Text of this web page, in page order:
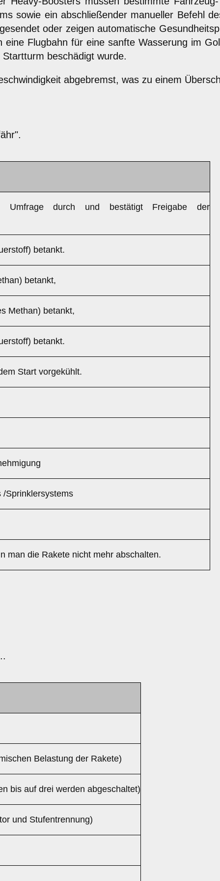
sowie ein abschließender manueller Befehl
oder zeigen automatische
Flugbahn für eine sanfte Wasserung im
beschädigt wurde.
abgebremst, was zu einem
Umfrage durch und bestätigt Freigabe der
betankt.
betankt,
Methan) betankt,
betankt.
Start vorgekühlt.
/Sprinklersystems
man die Rakete nicht mehr abschalten.
Belastung der Rakete)
bis auf drei werden abgeschaltet)
und Stufentrennung)